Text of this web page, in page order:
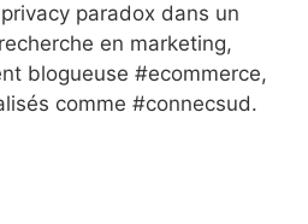
paradox dans un
en marketing,
blogueuse #ecommerce,
comme #connecsud.